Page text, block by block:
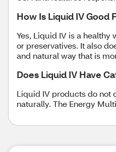
How Is Liquid IV Good
Yes, Liquid IV is a
or preservatives. It also
and natural way that is
Does Liquid IV Have
Liquid IV products do not
naturally. The Energy